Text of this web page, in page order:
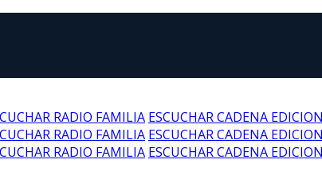
RADIO FAMILIA ESCUCHAR CADENA EDICION
RADIO FAMILIA ESCUCHAR CADENA EDICION
RADIO FAMILIA ESCUCHAR CADENA EDICION